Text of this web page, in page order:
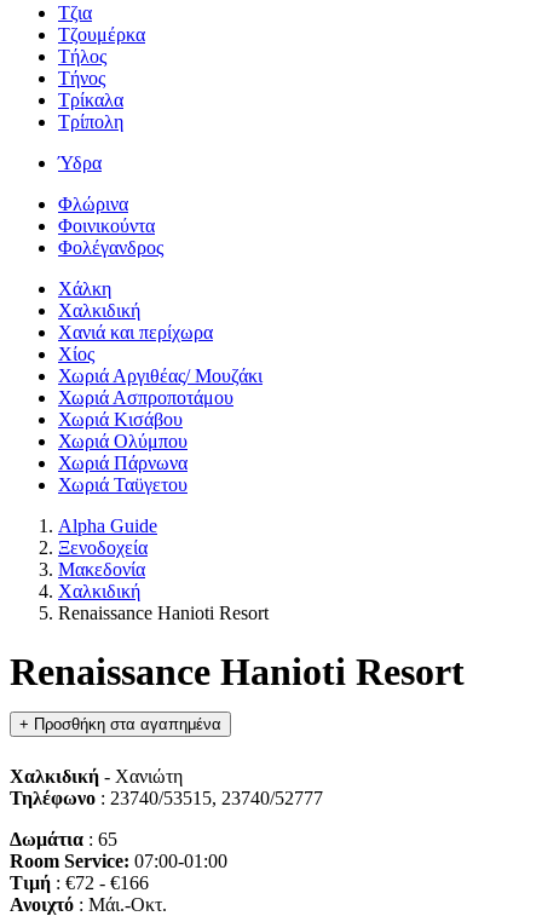
Τζια
Τζουμέρκα
Τήλος
Τήνος
Τρίκαλα
Τρίπολη
Ύδρα
Φλώρινα
Φοινικούντα
Φολέγανδρος
Χάλκη
Χαλκιδική
Χανιά και περίχωρα
Χίος
Χωριά Αργιθέας/ Μουζάκι
Χωριά Ασπροποτάμου
Χωριά Κισάβου
Χωριά Ολύμπου
Χωριά Πάρνωνα
Χωριά Ταϋγετου
Alpha Guide
Ξενοδοχεία
Μακεδονία
Χαλκιδική
Renaissance Hanioti Resort
Renaissance Hanioti Resort
+ Προσθήκη στα αγαπημένα
Χαλκιδική - Χανιώτη
Τηλέφωνο : 23740/53515, 23740/52777
Δωμάτια : 65
Room Service: 07:00-01:00
Τιμή : €72 - €166
Ανοιχτό : Μάι.-Οκτ.